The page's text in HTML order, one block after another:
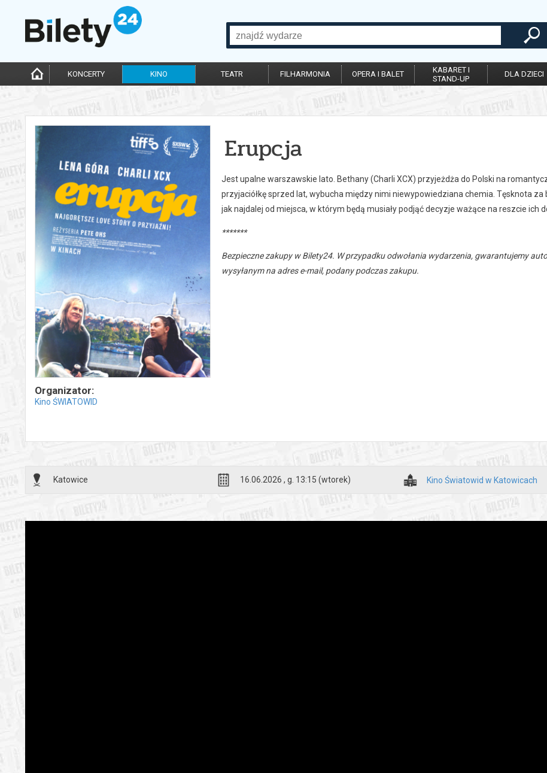
KONCERTY KINO TEATR FILHARMONIA OPERA I BALET
KABARET I
STAND-UP
DLA DZIECI
Organizator:
Kino ŚWIATOWID
Erupcja
Jest upalne warszawskie lato. Bethany (Charli XCX) przyjeżdża do Polski na
przyjaciółkę sprzed lat, wybucha między nimi niewypowiedziana chemia. Tęsknota
jak najdalej od miejsca, w którym będą musiały podjąć decyzje ważące na reszcie ich
*******
Bezpieczne zakupy w Bilety24. W przypadku odwołania wydarzenia, gwarantujemy
wysyłanym na adres e-mail, podany podczas zakupu.
Katowice 16.06.2026 , g. 13:15 (wtorek) Kino Światowid w Katowicach